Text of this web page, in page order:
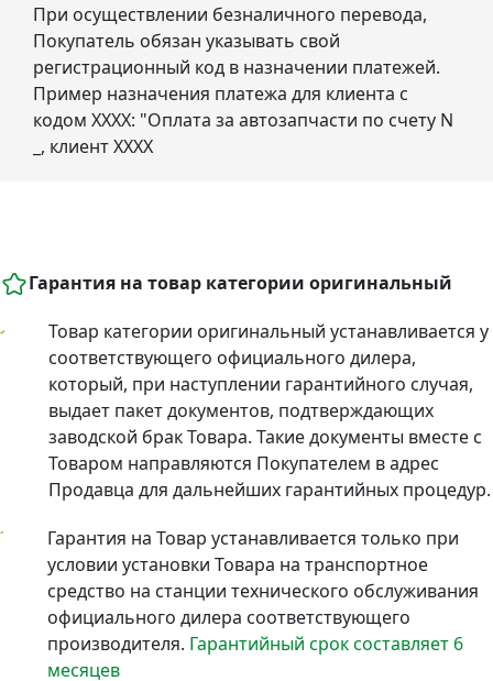
При осуществлении безналичного перевода,
Покупатель обязан указывать свой
регистрационный код в назначении платежей.
Пример назначения платежа для клиента с
кодом ХХХХ: "Оплата за автозапчасти по счету N
_, клиент ХХХХ
Гарантия на товар категории оригинальный
Товар категории оригинальный устанавливается у
соответствующего официального дилера,
который, при наступлении гарантийного случая,
выдает пакет документов, подтверждающих
заводской брак Товара. Такие документы вместе с
Товаром направляются Покупателем в адрес
Продавца для дальнейших гарантийных процедур.
Гарантия на Товар устанавливается только при
условии установки Товара на транспортное
средство на станции технического обслуживания
официального дилера соответствующего
производителя. Гарантийный срок составляет 6
месяцев